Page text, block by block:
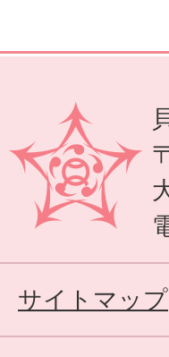
サイトマップ